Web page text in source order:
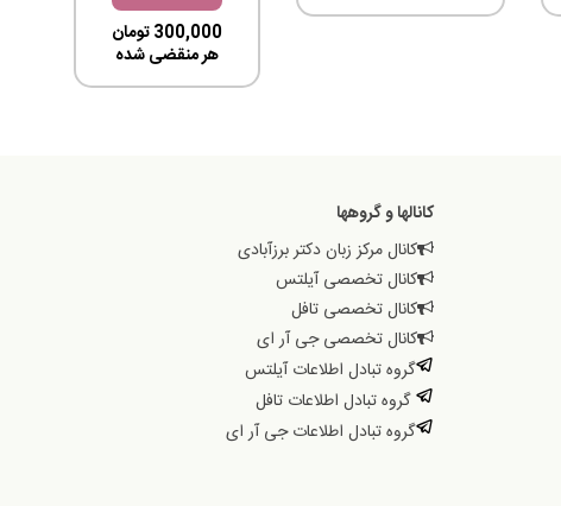
300,000تومان
هر منقضی شده
کانالها و گروهها
کانال مرکز زبان دکتر برزآبادی
کانال تخصصی آیلتس
کانال تخصصی تافل
کانال تخصصی جی آر ای
گروه تبادل اطلاعات آیلتس
گروه تبادل اطلاعات تافل
گروه تبادل اطلاعات جی آر ای